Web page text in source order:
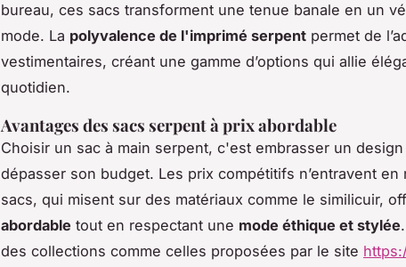
bureau, ces sacs transforment une tenue banale en un
mode. La polyvalence de l'imprimé serpent permet de
vestimentaires, créant une gamme d’options qui allie
quotidien.
Avantages des sacs serpent à prix abordable
Choisir un sac à main serpent, c'est embrasser un
dépasser son budget. Les prix compétitifs n’entravent en
sacs, qui misent sur des matériaux comme le similicuir,
abordable tout en respectant une mode éthique et stylée
des collections comme celles proposées par le site